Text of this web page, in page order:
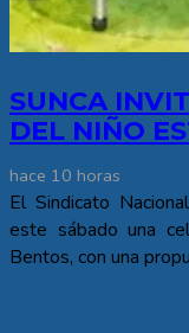
SUNCA
DEL NIÑO
hace 10 horas
El Sindicato
este sábado una
Bentos, con una